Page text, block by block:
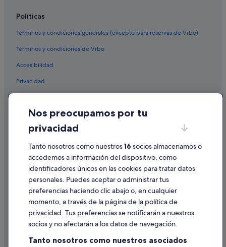
Hoteles con gimnasio en Sanxenxo
B&B en Portonovo
Hoteles boutique en Portonovo
Hoteles con spa en Sanxenxo
Casas rurales en Sanxenxo
Chalets en Portonovo
Hoteles de 3 estrellas en Portonovo
Residences en Portonovo
Casas de campo en Sanxenxo
Hoteles con wifi en Portonovo
Nh Hotels en Sanxenxo
Hoteles con bar en Sanxenxo
Hoteles para familias en Sanxenxo
Políticas
Términos y condiciones generales (excepto para reservas de Vrbo)
Términos y condiciones de Vrbo
Accesibilidad
Privacidad
Condiciones de uso
Información legal/contacto
Pautas sobre el contenido y cómo denunciar contenido
Ayuda
Cancelar un vuelo
Cancelar una reserva de hotel o de un alquiler vacacional
Nos preocupamos por tu
privacidad
Tanto nosotros como nuestros16 socios almacenamos o
accedemos a información del dispositivo, como
identificadores únicos en las cookies para tratar datos
personales. Puedes aceptar o administrar tus
preferencias haciendo clic abajo o, en cualquier
momento, a través de la página de la política de
privacidad. Tus preferencias se notificarán a nuestros
socios y no afectarán a los datos de navegación.
Tanto nosotros como nuestros asociados